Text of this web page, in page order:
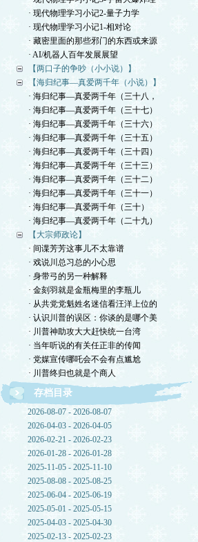
· 现代物理学习小记2-量子力学
· 现代物理学习小记1-相对论
· 藏密里面的那些邪门的东西或来源
· AI/机器人百年发展展望
【两口子的争吵（小小说）】
【海归纪事—真爱两千年（小说）】
· 海归纪事—真爱两千年（三十八，
· 海归纪事—真爱两千年（三十七）
· 海归纪事—真爱两千年（三十六）
· 海归纪事—真爱两千年（三十五）
· 海归纪事—真爱两千年（三十四）
· 海归纪事—真爱两千年（三十三）
· 海归纪事—真爱两千年（三十二）
· 海归纪事—真爱两千年（三十一）
· 海归纪事—真爱两千年（三十）
· 海归纪事—真爱两千年（二十九）
【大宗师政论】
· 间谍芳芳这事儿不太靠谱
· 戏说川总习总的小心思
· 身带弓的另一种解释
· 金刻羽就是金瓶梅里的李瓶儿
· 从共党党魁姓名迷信看汪洋上位的
· 认识川普的误区：你谈的是哪个美
· 川普神助攻大大赶快统一台湾
· 当年听说的有关任正非的传闻
· 党媒宣传哪吒会不会有点尴尬
· 川普终归也就是个商人
存档目录
2026-08-07 - 2026-08-07
2026-04-03 - 2026-04-05
2026-02-21 - 2026-02-23
2026-01-28 - 2026-01-28
2025-11-05 - 2025-11-10
2025-08-08 - 2025-08-25
2025-06-04 - 2025-06-19
2025-05-01 - 2025-05-15
2025-04-03 - 2025-04-30
2025-02-13 - 2025-02-23